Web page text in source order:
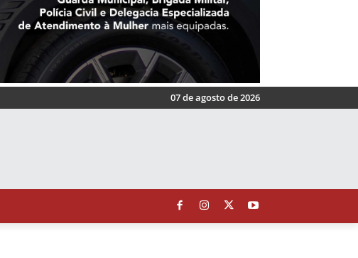
07 de agosto de 2026